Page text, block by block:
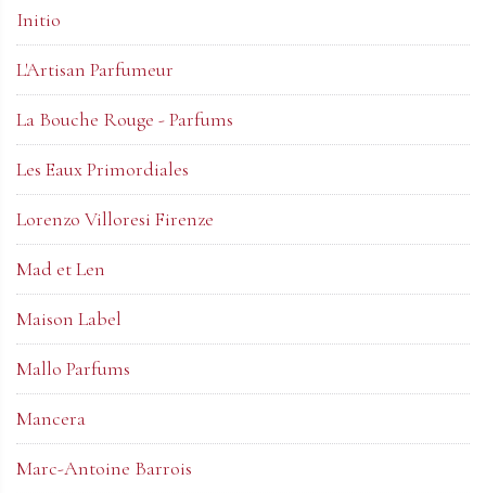
Initio
L'Artisan Parfumeur
La Bouche Rouge - Parfums
Les Eaux Primordiales
Lorenzo Villoresi Firenze
Mad et Len
Maison Label
Mallo Parfums
Mancera
Marc-Antoine Barrois